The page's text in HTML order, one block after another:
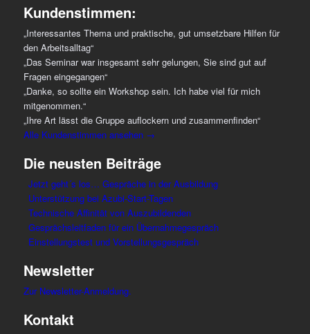
Kundenstimmen:
„Interessantes Thema und praktische, gut umsetzbare Hilfen für
den Arbeitsalltag“
„Das Seminar war insgesamt sehr gelungen, Sie sind gut auf
Fragen eingegangen“
„Danke, so sollte ein Workshop sein. Ich habe viel für mich
mitgenommen.“
„Ihre Art lässt die Gruppe auflockern und zusammenfinden“
Alle Kundenstimmen ansehen →
Die neusten Beiträge
Jetzt geht´s los… Gespräche in der Ausbildung
Unterstützung bei Azubi-Start-Tagen
Technische Affinität von Auszubildenden
Gesprächsleitfaden für ein Übernahmegespräch
Einstellungstest und Vorstellungsgespräch
Newsletter
Zur Newsletter-Anmeldung.
Kontakt